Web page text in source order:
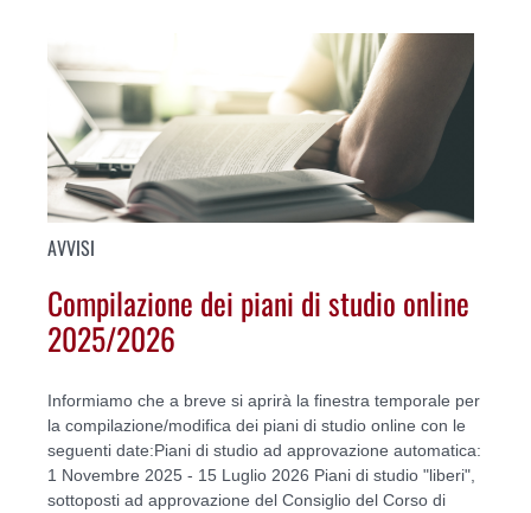
AVVISI
Compilazione dei piani di studio online
2025/2026
Informiamo che a breve si aprirà la finestra temporale per
la compilazione/modifica dei piani di studio online con le
seguenti date:Piani di studio ad approvazione automatica:
1 Novembre 2025 - 15 Luglio 2026 Piani di studio "liberi",
sottoposti ad approvazione del Consiglio del Corso di